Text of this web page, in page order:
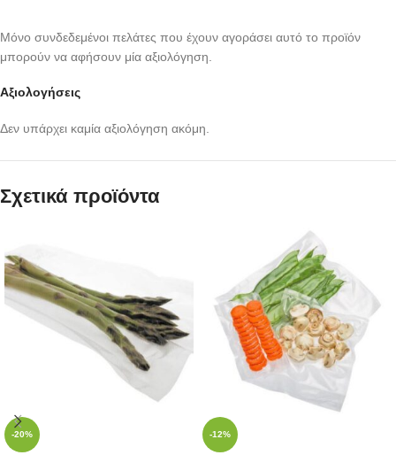
Αξιολογήσεις
Δεν υπάρχει καμία αξιολόγηση ακόμη.
Μόνο συνδεδεμένοι πελάτες που έχουν αγοράσει αυτό το προϊόν
μπορούν να αφήσουν μία αξιολόγηση.
Σχετικά προϊόντα
-20% -12%